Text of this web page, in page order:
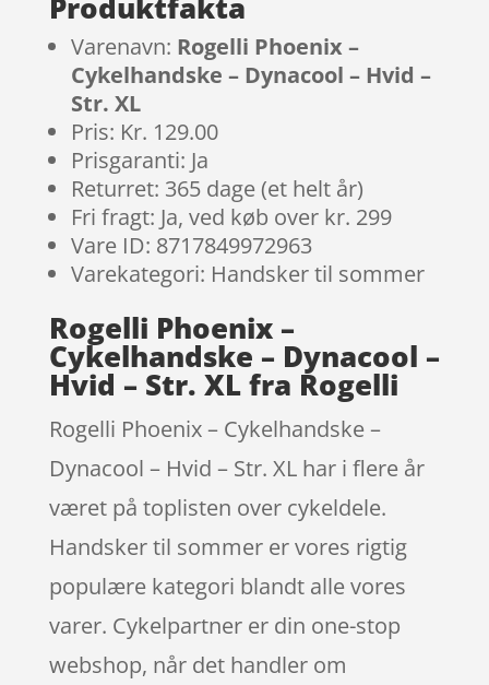
Varenavn: Rogelli Phoenix –
Cykelhandske – Dynacool – Hvid –
Str. XL
Pris: Kr. 129.00
Prisgaranti: Ja
Returret: 365 dage (et helt år)
Fri fragt: Ja, ved køb over kr. 299
Vare ID: 8717849972963
Varekategori: Handsker til sommer
Rogelli Phoenix –
Cykelhandske – Dynacool –
Hvid – Str. XL fra Rogelli
Rogelli Phoenix – Cykelhandske –
Dynacool – Hvid – Str. XL har i flere år
været på toplisten over cykeldele.
Handsker til sommer er vores rigtig
populære kategori blandt alle vores
varer. Cykelpartner er din one-stop
webshop, når det handler om